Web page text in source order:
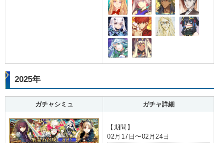
2025年
ガチャシミュ ガチャ詳細
【期間】
02月17日〜02月24日